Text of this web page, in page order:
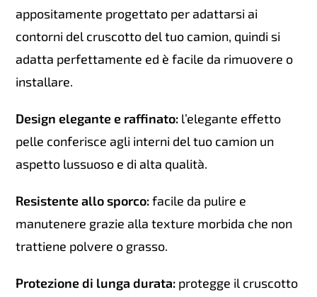
appositamente progettato per adattarsi ai
contorni del cruscotto del tuo camion, quindi si
adatta perfettamente ed è facile da rimuovere o
installare.
Design elegante e raffinato: l’elegante effetto
pelle conferisce agli interni del tuo camion un
aspetto lussuoso e di alta qualità.
Resistente allo sporco:facile da pulire e
manutenere grazie alla texture morbida che non
trattiene polvere o grasso.
Protezione di lunga durata: protegge il cruscotto